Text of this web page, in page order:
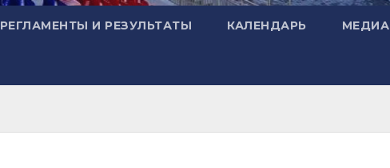
РЕГЛАМЕНТЫ И РЕЗУЛЬТАТЫ КАЛЕНДАРЬ МЕДИА